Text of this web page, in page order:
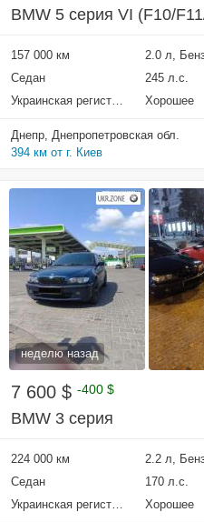
BMW 5 серия VI (F10/
157 000 км 2.0 л,
Седан
245 л.с.
Украинская регистрация
Хорошее
Днепр, Днепропетровская обл.
394 км от г. Киев
неделю назад
7 600 $ -400 $
BMW 3 серия
224 000 км 2.2 л,
Седан
170 л.с.
Украинская регистрация
Хорошее